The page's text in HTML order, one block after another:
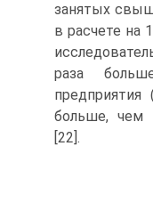
занятых
в расчете на
раза
больше, чем
[22].